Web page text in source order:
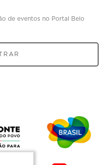
de eventos no Portal Belo